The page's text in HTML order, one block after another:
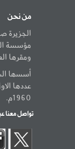
من نحن
الجزيرة
مؤسسة
ومقرها
أسسها
عددها
1960م.
تواصل معنا